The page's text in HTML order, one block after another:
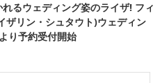
るウェディング姿のライザ! フィ
ザリン・シュタウト)ウェディン
り予約受付開始